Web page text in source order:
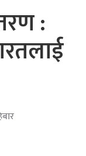
: